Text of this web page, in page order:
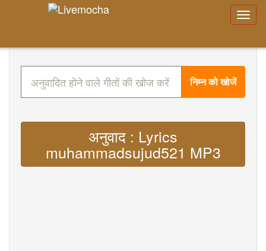
निम्न को खोजें
अनुवाद : Lyrics
muhammadsujud521 MP3